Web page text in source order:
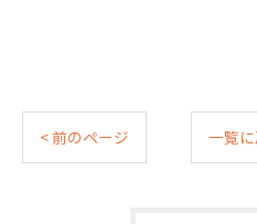
< 前のページ 一覧